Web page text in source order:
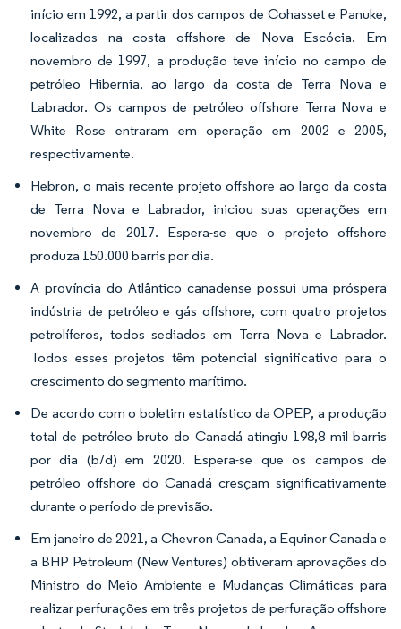
início em 1992, a partir dos campos de Cohasset e Panuke,
localizados na costa offshore de Nova Escócia. Em
novembro de 1997, a produção teve início no campo de
petróleo Hibernia, ao largo da costa de Terra Nova e
Labrador. Os campos de petróleo offshore Terra Nova e
White Rose entraram em operação em 2002 e 2005,
respectivamente.
Hebron, o mais recente projeto offshore ao largo da costa
de Terra Nova e Labrador, iniciou suas operações em
novembro de 2017. Espera-se que o projeto offshore
produza 150.000 barris por dia.
A província do Atlântico canadense possui uma próspera
indústria de petróleo e gás offshore, com quatro projetos
petrolíferos, todos sediados em Terra Nova e Labrador.
Todos esses projetos têm potencial significativo para o
crescimento do segmento marítimo.
De acordo com o boletim estatístico da OPEP, a produção
total de petróleo bruto do Canadá atingiu 198,8 mil barris
por dia (b/d) em 2020. Espera-se que os campos de
petróleo offshore do Canadá cresçam significativamente
durante o período de previsão.
Em janeiro de 2021, a Chevron Canada, a Equinor Canada e
a BHP Petroleum (New Ventures) obtiveram aprovações do
Ministro do Meio Ambiente e Mudanças Climáticas para
realizar perfurações em três projetos de perfuração offshore